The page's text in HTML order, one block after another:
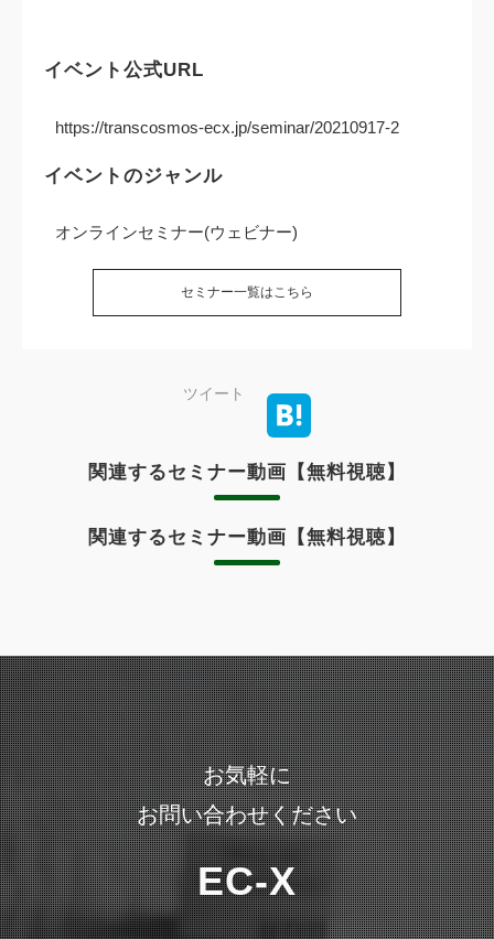
イベント公式URL
https://transcosmos-ecx.jp/seminar/20210917-2
イベントのジャンル
オンラインセミナー(ウェビナー)
セミナー一覧はこちら
ツイート
関連するセミナー動画【無料視聴】
関連するセミナー動画【無料視聴】
お気軽に
お問い合わせください
EC-X